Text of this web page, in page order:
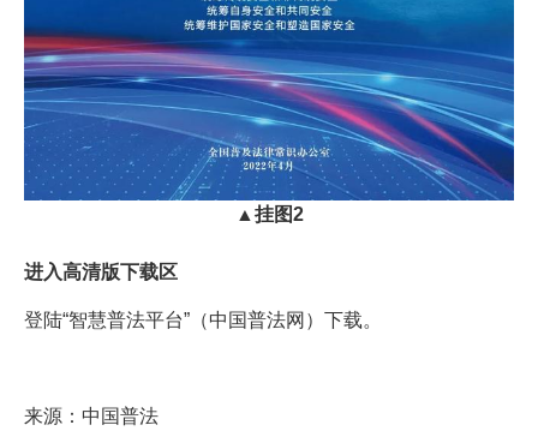
▲ 挂图2
进入高清版下载区
登陆“智慧普法平台”（中国普法网）下载。
来源： 中国普法